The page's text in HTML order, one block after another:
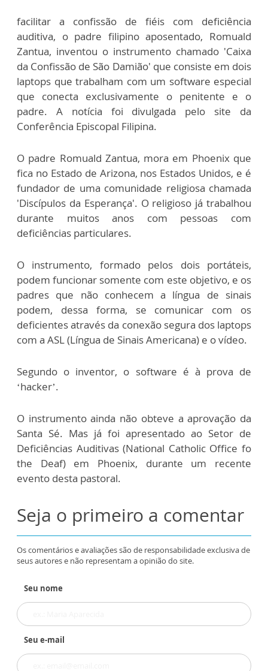
facilitar a confissão de fiéis com deficiência
auditiva, o padre filipino aposentado, Romuald
Zantua, inventou o instrumento chamado 'Caixa
da Confissão de São Damião' que consiste em dois
laptops que trabalham com um software especial
que conecta exclusivamente o penitente e o
padre. A notícia foi divulgada pelo site da
Conferência Episcopal Filipina.
O padre Romuald Zantua, mora em Phoenix que
fica no Estado de Arizona, nos Estados Unidos, e é
fundador de uma comunidade religiosa chamada
'Discípulos da Esperança'. O religioso já trabalhou
durante muitos anos com pessoas com
deficiências particulares.
O instrumento, formado pelos dois portáteis,
podem funcionar somente com este objetivo, e os
padres que não conhecem a língua de sinais
podem, dessa forma, se comunicar com os
deficientes através da conexão segura dos laptops
com a ASL (Língua de Sinais Americana) e o vídeo.
Segundo o inventor, o software é à prova de
‘hacker’.
O instrumento ainda não obteve a aprovação da
Santa Sé. Mas já foi apresentado ao Setor de
Deficiências Auditivas (National Catholic Office fo
the Deaf) em Phoenix, durante um recente
evento desta pastoral.
Seja o primeiro a comentar
Os comentários e avaliações são de responsabilidade exclusiva de
seus autores e não representam a opinião do site.
Seu nome
Seu e-mail